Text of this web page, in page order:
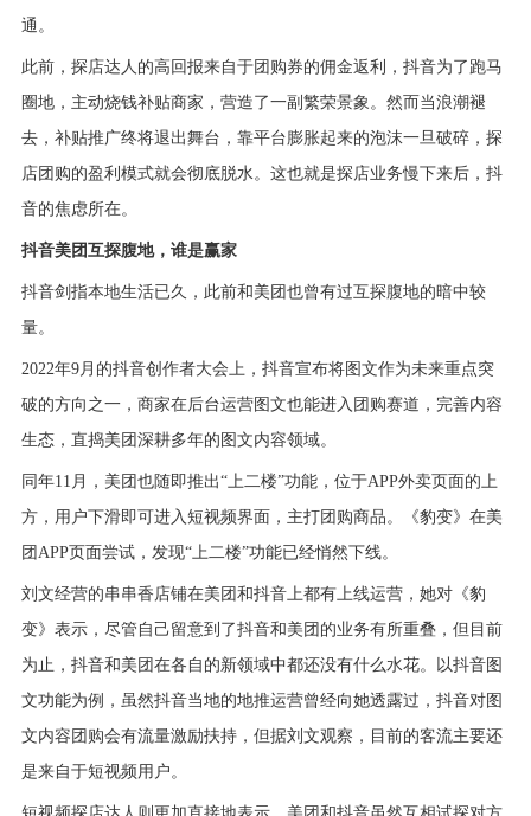
通。
此前，探店达人的高回报来自于团购券的佣金返利，抖音为了跑马
圈地，主动烧钱补贴商家，营造了一副繁荣景象。然而当浪潮褪
去，补贴推广终将退出舞台，靠平台膨胀起来的泡沫一旦破碎，探
店团购的盈利模式就会彻底脱水。这也就是探店业务慢下来后，抖
音的焦虑所在。
抖音美团互探腹地，谁是赢家
抖音剑指本地生活已久，此前和美团也曾有过互探腹地的暗中较
量。
2022年9月的抖音创作者大会上，抖音宣布将图文作为未来重点突
破的方向之一，商家在后台运营图文也能进入团购赛道，完善内容
生态，直捣美团深耕多年的图文内容领域。
同年11月， 美团也随即推出“上二楼”功能，位于APP外卖页面的上
方，用户下滑即可进入短视频界面，主打团购商品。《豹变》在美
团APP页面尝试，发现“上二楼”功能已经悄然下线。
刘文经营的串串香店铺在美团和抖音上都有上线运营，她对《豹
变》表示，尽管自己留意到了抖音和美团的业务有所重叠，但目前
为止，抖音和美团在各自的新领域中都还没有什么水花。以抖音图
文功能为例，虽然抖音当地的地推运营曾经向她透露过，抖音对图
文内容团购会有流量激励扶持，但据刘文观察，目前的客流主要还
是来自于短视频用户。